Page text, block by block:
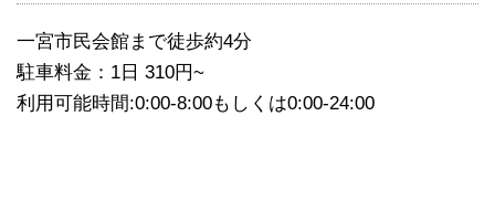
一宮市民会館まで徒歩約4分
駐車料金：1日 310円~
利用可能時間:0:00-8:00もしくは0:00-24:00